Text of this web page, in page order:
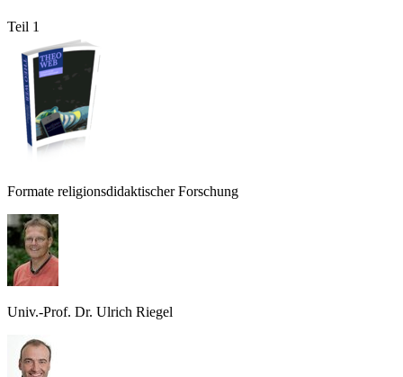
Teil 1
Formate religionsdidaktischer Forschung
Univ.-Prof. Dr. Ulrich Riegel